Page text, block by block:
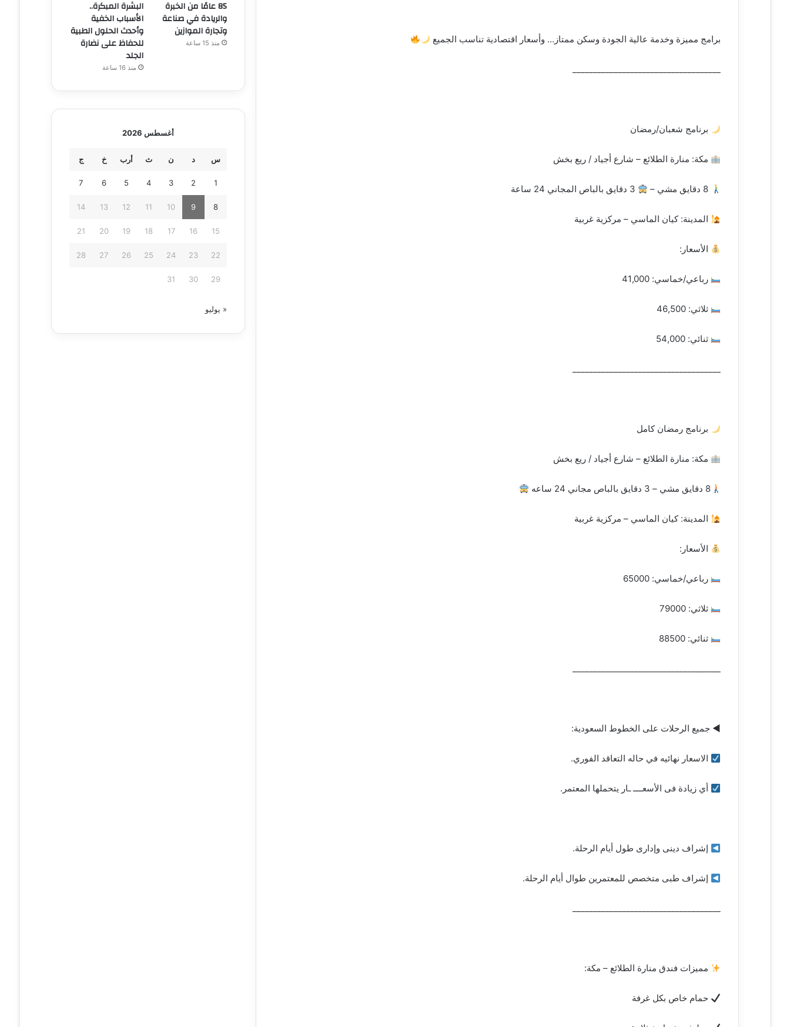
برامج مميزة وخدمة عالية الجودة وسكن ممتاز… وأسعار اقتصادية تناسب الجميع
برنامج شعبان/رمضان
مكة: منارة الطلائع – شارع أجياد / ريع بخش
8 دقايق مشي –
المدينة: كيان الماسي – مركزية غربية
الأسعار:
رباعي/خماسي: 41,000
ثلاثي: 46,500
ثنائي: 54,000
برنامج رمضان كامل
مكة: منارة الطلائع – شارع أجياد / ريع بخش
8 دقايق مشي – 3 دقايق بالباص مجاني 24 ساعه
المدينة: كيان الماسي – مركزية غربية
الأسعار:
رباعي/خماسي: 65000
ثلاثي: 79000
ثنائي: 88500
◀ جميع الرحلات على الخطوط السعودية:
الاسعار نهائيه في حاله التعاقد الفوري.
أي زيادة فى الأسعــــ ـار يتحملها المعتمر.
إشراف دينى وإدارى طول أيام الرحلة.
إشراف طبى متخصص للمعتمرين طوال أيام الرحلة.
مميزات فندق منارة الطلائع – مكة:
حمام خاص بكل غرفة
85 عامًا من الخبرة
والريادة في صناعة
وتجارة الموازين
منذ 15 ساعة
البشرة المبكرة..
الأسباب الخفية
وأحدث الحلول الطبية
للحفاظ على نضارة
الجلد
منذ 16 ساعة
أغسطس 2026
س د ن ث أرب خ ج
1
2
3
4
5
6
7
8
9
10
11
12
13
14
15
16
17
18
19
20
21
22
23
24
25
26
27
28
29
30
31
« يوليو